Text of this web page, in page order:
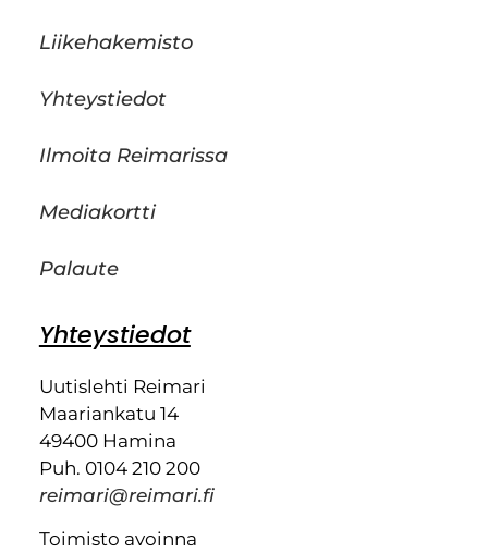
Liikehakemisto
Yhteystiedot
Ilmoita Reimarissa
Mediakortti
Palaute
Yhteystiedot
Uutislehti Reimari
Maariankatu 14
49400 Hamina
Puh. 0104 210 200
reimari@reimari.fi
Toimisto avoinna